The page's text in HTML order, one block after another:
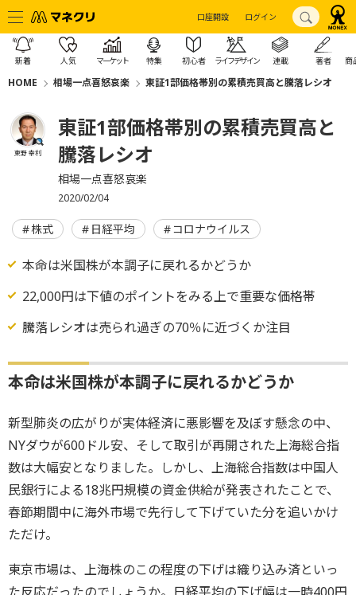
口座開設 ログイン
新着 人気 マーケット 特集 初心者 ライフデザイン 連載 著者 商
HOME 相場一点喜怒哀楽 東証1部価格帯別の累積売買高と騰落レシオ
東野 幸利
東証1部価格帯別の累積売買高と
騰落レシオ
相場一点喜怒哀楽
2020/02/04
株式 日経平均 コロナウイルス
本命は米国株が本調子に戻れるかどうか
22,000円は下値のポイントをみる上で重要な価格帯
騰落レシオは売られ過ぎの70％に近づくか注目
本命は米国株が本調子に戻れるかどうか
新型肺炎の広がりが実体経済に悪影響を及ぼす懸念の中、
NYダウが600ドル安、そして取引が再開された上海総合指
数は大幅安となりました。しかし、上海総合指数は中国人
民銀行による18兆円規模の資金供給が発表されたことで、
春節期間中に海外市場で先行して下げていた分を追いかけ
ただけ。
東京市場は、上海株のこの程度の下げは織り込み済といっ
た反応だったのでしょうか。日経平均の下げ幅は一時400円